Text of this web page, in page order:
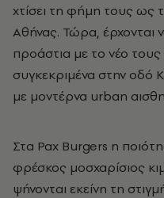
χτίσει τη φήμη τους
Αθήνας. Τώρα, έρχονται
προάστια με το νέο
συγκεκριμένα στην οδό
με μοντέρνα urban
Στα Pax Burgers η
φρέσκος μοσχαρίσιος
ψήνονται εκείνη τη